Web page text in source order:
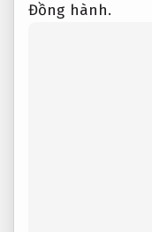
Đồng hành.